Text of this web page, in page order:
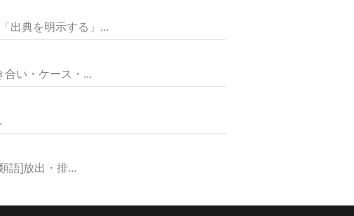
出典を明示する」...
い・ケース・...
]放出・排...